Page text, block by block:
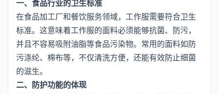
一、食品行业的卫生标准
在食品加工厂和餐饮服务领域，工作服需要符合卫生
标准。这意味着工作服的面料必须能够抗菌、防污，
并且不容易吸附油脂等食品污染物。常用的面料如防
污涤纶、棉布等，不仅清洗方便，还能有效防止细菌
的滋生。
二、防护功能的体现